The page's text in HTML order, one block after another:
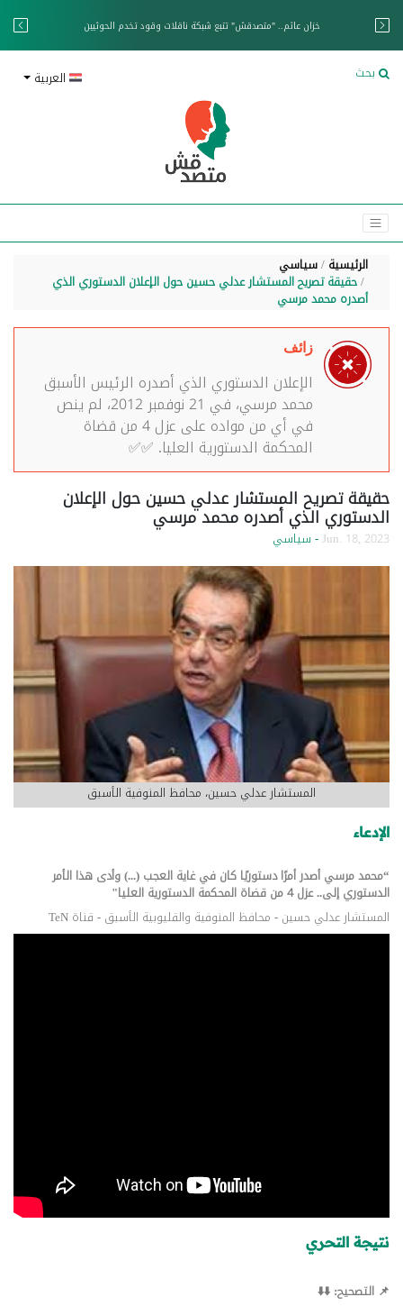
خزان عائم.. "متصدقش" تتبع شبكة ناقلات وقود تخدم الحوثيين
بحث العربية
الرئيسية سياسي
حقيقة تصريح المستشار عدلي حسين حول الإعلان الدستوري الذي
أصدره محمد مرسي
زائف
الإعلان الدستوري الذي أصدره الرئيس الأسبق
محمد مرسي، في 21 نوفمبر 2012، لم ينص
في أي من مواده على عزل 4 من قضاة
المحكمة الدستورية العليا. ✅✅
حقيقة تصريح المستشار عدلي حسين حول الإعلان
الدستوري الذي أصدره محمد مرسي
Jun. 18, 2023- سياسي
المستشار عدلي حسين، محافظ المنوفية الأسبق
الإدعاء
“محمد مرسي أصدر أمرًا دستوريًا كان في غاية العجب (...) وأدى هذا الأمر
الدستوري إلى.. عزل 4 من قضاة المحكمة الدستورية العليا"
المستشار عدلي حسين - محافظ المنوفية والقليوبية الأسبق - قناة TeN
نتيجة التحري
📌 التصحيح: ⬇️⬇️